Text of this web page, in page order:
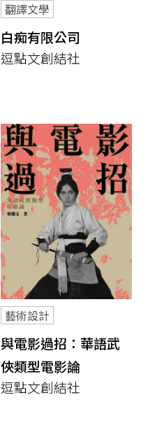
翻譯文學
白痴有限公司
逗點文創結社
藝術設計
與電影過招：華語武
俠類型電影論
逗點文創結社